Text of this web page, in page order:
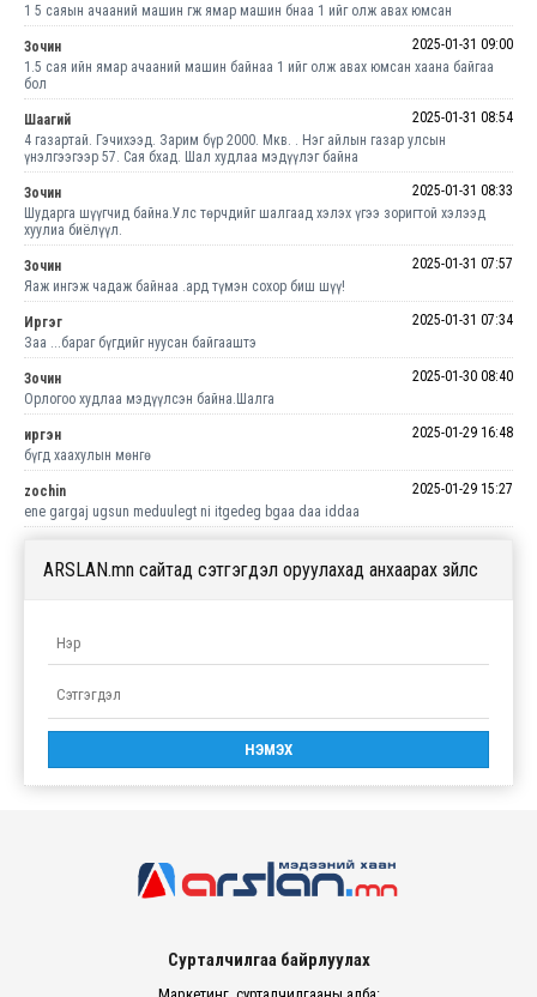
1 5 саяын ачааний машин гж ямар машин бнаа 1 ийг олж авах юмсан
Зочин
2025-01-31 09:00
1.5 сая ийн ямар ачааний машин байнаа 1 ийг олж авах юмсан хаана байгаа
бол
Шаагий
2025-01-31 08:54
4 газартай. Гэчихээд. Зарим бүр 2000. Мкв. . Нэг айлын газар улсын
үнэлгээгээр 57. Сая бхад. Шал худлаа мэдүүлэг байна
Зочин
2025-01-31 08:33
Шударга шүүгчид байна.Улс төрчдийг шалгаад хэлэх үгээ зоригтой хэлээд
хуулиа биёлүүл.
Зочин
2025-01-31 07:57
Яаж ингэж чадаж байнаа .ард түмэн сохор биш шүү!
Иргэг
2025-01-31 07:34
Заа ...бараг бүгдийг нуусан байгааштэ
Зочин
2025-01-30 08:40
Орлогоо худлаа мэдүүлсэн байна.Шалга
иргэн
2025-01-29 16:48
бүгд хаахулын мөнгө
zochin
2025-01-29 15:27
ene gargaj ugsun meduulegt ni itgedeg bgaa daa iddaa
ARSLAN.mn сайтад сэтгэгдэл оруулахад анхаарах зүйлс
Сурталчилгаа байрлуулах